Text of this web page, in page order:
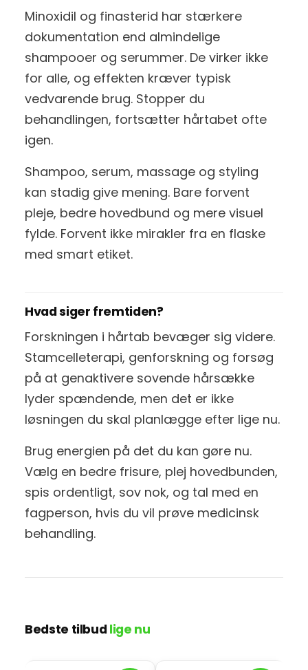
Minoxidil og finasterid har stærkere
dokumentation end almindelige
shampooer og serummer. De virker ikke
for alle, og effekten kræver typisk
vedvarende brug. Stopper du
behandlingen, fortsætter hårtabet ofte
igen.
Shampoo, serum, massage og styling
kan stadig give mening. Bare forvent
pleje, bedre hovedbund og mere visuel
fylde. Forvent ikke mirakler fra en flaske
med smart etiket.
Hvad siger fremtiden?
Forskningen i hårtab bevæger sig videre.
Stamcelleterapi, genforskning og forsøg
på at genaktivere sovende hårsække
lyder spændende, men det er ikke
løsningen du skal planlægge efter lige nu.
Brug energien på det du kan gøre nu.
Vælg en bedre frisure, plej hovedbunden,
spis ordentligt, sov nok, og tal med en
fagperson, hvis du vil prøve medicinsk
behandling.
Bedste tilbud lige nu